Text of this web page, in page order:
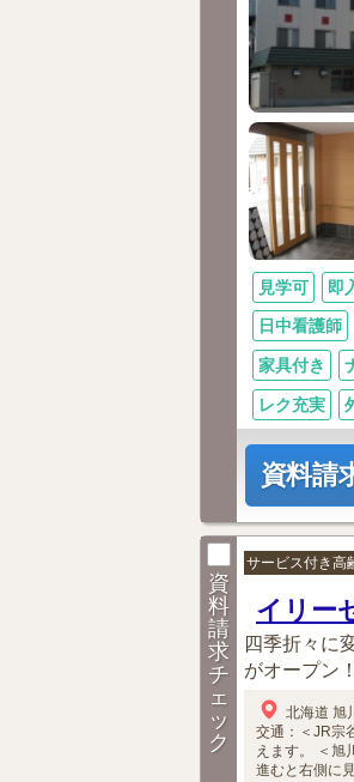
見学可 即
日中看護師
家具付き
レク充実
資料請
資
料
請
求
チ
ェ
ッ
ク
サービス付き高
イリー
四季折々に
がオープン
北海道 旭
交通：＜JR宗
えます。
＜旭
進むと右側に